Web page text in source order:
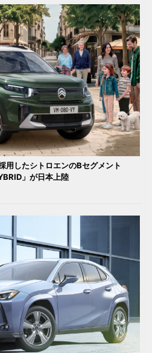
用したシトロエンのBセグメント
」が日本上陸